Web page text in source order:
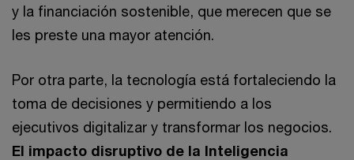
y la financiación sostenible, que merecen que se
les preste una mayor atención.
Por otra parte, la tecnología está fortaleciendo la
toma de decisiones y permitiendo a los
ejecutivos digitalizar y transformar los negocios.
El impacto disruptivo de la Inteligencia